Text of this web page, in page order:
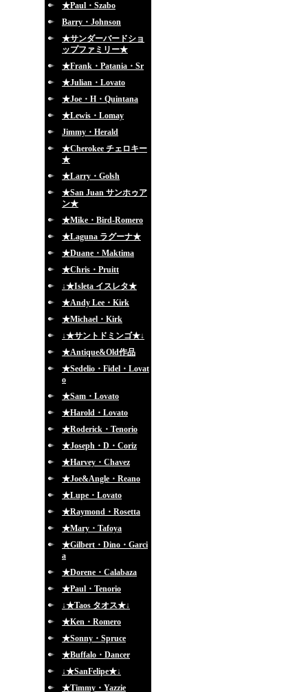
★Paul・Szabo
Barry・Johnson
★サンダーバードショ
ップファミリー★
★Frank・Patania・Sr
★Julian・Lovato
★Joe・H・Quintana
★Lewis・Lomay
Jimmy・Herald
★Cherokee チェロキー
★
★Larry・Golsh
★San Juan サンホゥア
ン★
★Mike・Bird-Romero
★Laguna ラグーナ★
★Duane・Maktima
★Chris・Pruitt
↓★Isleta イスレタ★
★Andy Lee・Kirk
★Michael・Kirk
↓★サントドミンゴ★↓
★Antique&Old作品
★Sedelio・Fidel・Lovat
o
★Sam・Lovato
★Harold・Lovato
★Roderick・Tenorio
★Joseph・D・Coriz
★Harvey・Chavez
★Joe&Angle・Reano
★Lupe・Lovato
★Raymond・Rosetta
★Mary・Tafoya
★Gilbert・Dino・Garci
a
★Dorene・Calabaza
★Paul・Tenorio
↓★Taos タオス★↓
★Ken・Romero
★Sonny・Spruce
★Buffalo・Dancer
↓★SanFelipe★↓
★Timmy・Yazzie